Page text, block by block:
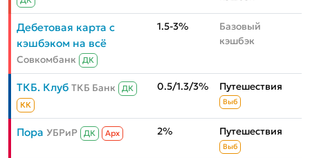
Дебетовая карта с
кэшбэком на всё
Совкомбанк ДК
1.5-3%
Базовый
кэшбэк
ТКБ. Клуб ТКБ Банк
ДК
КК
0.5/1.3/3% Путешествия
Выб
Пора УБРиР ДК Aрх 2% Путешествия
Выб